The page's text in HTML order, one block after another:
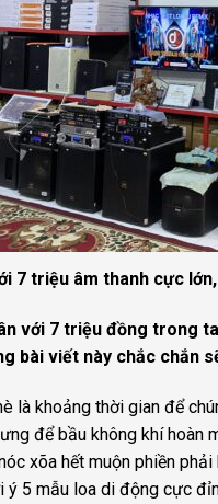
7 triệu âm thanh cực
với 7 triệu đồng trong
bài viết này chắc chắn
là khoảng thời gian để
để bầu không khí hoàn
xõa hết muộn phiền
ý 5 mẫu loa di động cực